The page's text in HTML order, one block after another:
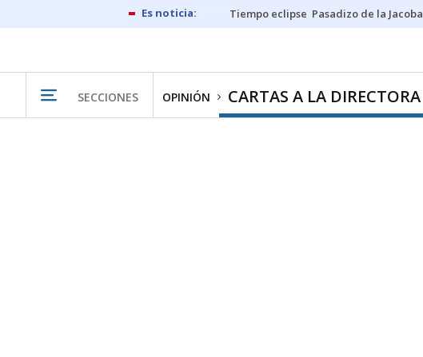
Tiempo eclipse Pasadizo de la Jacoba
SECCIONES OPINIÓN CARTAS A LA DIRECTORA